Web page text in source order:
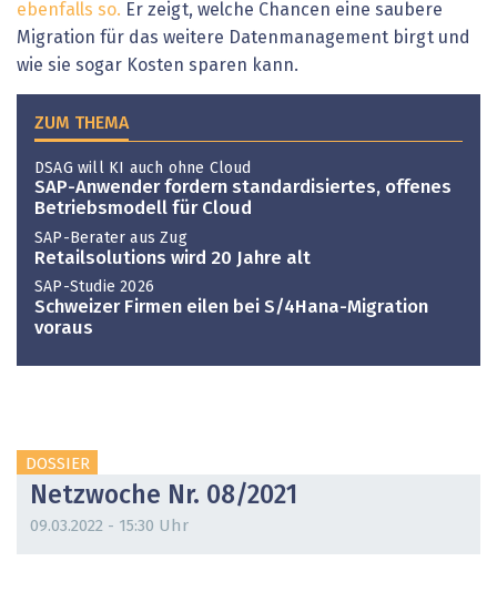
ebenfalls so. Er zeigt, welche Chancen eine saubere
Migration für das weitere Datenmanagement birgt und
wie sie sogar Kosten sparen kann.
ZUM THEMA
DSAG will KI auch ohne Cloud
SAP-Anwender fordern standardisiertes, offenes
Betriebsmodell für Cloud
SAP-Berater aus Zug
Retailsolutions wird 20 Jahre alt
SAP-Studie 2026
Schweizer Firmen eilen bei S/4Hana-Migration
voraus
DOSSIER
Netzwoche Nr. 08/2021
09.03.2022 - 15:30 Uhr